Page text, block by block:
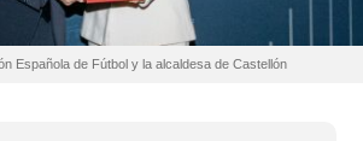
Española de Fútbol y la alcaldesa de Castellón